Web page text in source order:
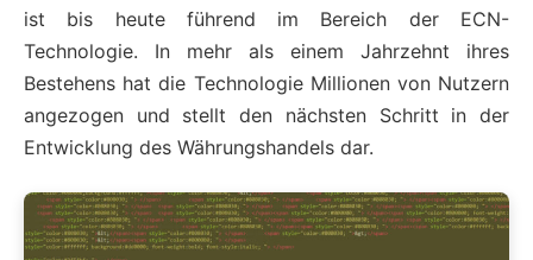
ist bis heute führend im Bereich der ECN-
Technologie. In mehr als einem Jahrzehnt ihres
Bestehens hat die Technologie Millionen von Nutzern
angezogen und stellt den nächsten Schritt in der
Entwicklung des Währungshandels dar.